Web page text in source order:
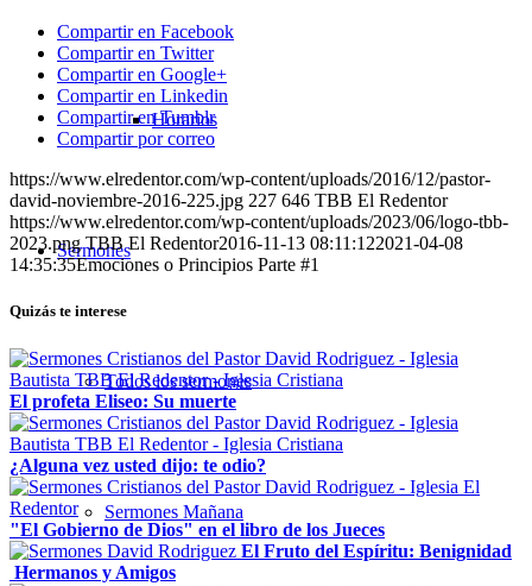
Horarios
Sermones
Todos los sermones
Sermones Mañana
Compartir en Facebook
Compartir en Twitter
Compartir en Google+
Compartir en Linkedin
Compartir en Tumblr
Compartir por correo
https://www.elredentor.com/wp-content/uploads/2016/12/pastor-
david-noviembre-2016-225.jpg 227 646 TBB El Redentor
https://www.elredentor.com/wp-content/uploads/2023/06/logo-tbb-
2023.png TBB El Redentor2016-11-13 08:11:122021-04-08
14:35:35Emociones o Principios Parte #1
Quizás te interese
El profeta Eliseo: Su muerte
¿Alguna vez usted dijo: te odio?
"El Gobierno de Dios" en el libro de los Jueces
El Fruto del Espíritu: Benignidad
Hermanos y Amigos